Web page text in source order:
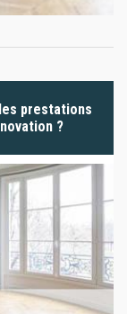
prestations
?